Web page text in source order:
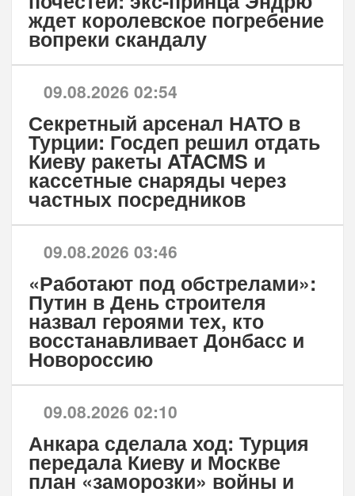
ждет королевское погребение
вопреки скандалу
09.08.2026 02:54
Секретный арсенал НАТО в
Турции: Госдеп решил отдать
Киеву ракеты ATACMS и
кассетные снаряды через
частных посредников
09.08.2026 03:46
«Работают под обстрелами»:
Путин в День строителя
назвал героями тех, кто
восстанавливает Донбасс и
Новороссию
09.08.2026 02:10
Анкара сделала ход: Турция
передала Киеву и Москве
план «заморозки» войны и